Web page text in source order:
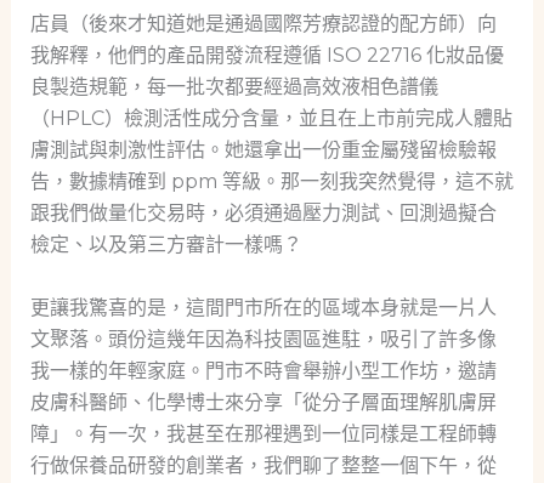
店員（後來才知道她是通過國際芳療認證的配方師）向
我解釋，他們的產品開發流程遵循 ISO 22716 化妝品優
良製造規範，每一批次都要經過高效液相色譜儀
（HPLC）檢測活性成分含量，並且在上市前完成人體貼
膚測試與刺激性評估。她還拿出一份重金屬殘留檢驗報
告，數據精確到 ppm 等級。那一刻我突然覺得，這不就
跟我們做量化交易時，必須通過壓力測試、回測過擬合
檢定、以及第三方審計一樣嗎？
更讓我驚喜的是，這間門市所在的區域本身就是一片人
文聚落。頭份這幾年因為科技園區進駐，吸引了許多像
我一樣的年輕家庭。門市不時會舉辦小型工作坊，邀請
皮膚科醫師、化學博士來分享「從分子層面理解肌膚屏
障」。有一次，我甚至在那裡遇到一位同樣是工程師轉
行做保養品研發的創業者，我們聊了整整一個下午，從